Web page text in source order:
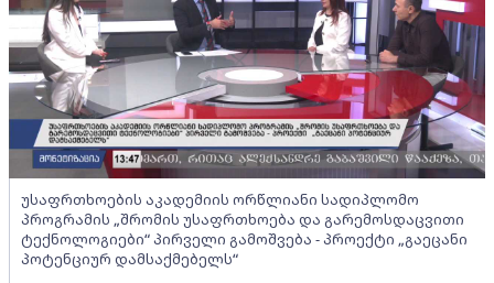
უსაფრთხოების აკადემიის ორწლიანი სადიპლომო
პროგრამის „შრომის უსაფრთხოება და გარემოსდაცვითი
ტექნოლოგიები“ პირველი გამოშვება - პროექტი „გაეცანი
პოტენციურ დამსაქმებელს“